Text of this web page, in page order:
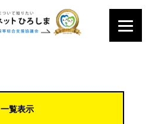
一覧表示